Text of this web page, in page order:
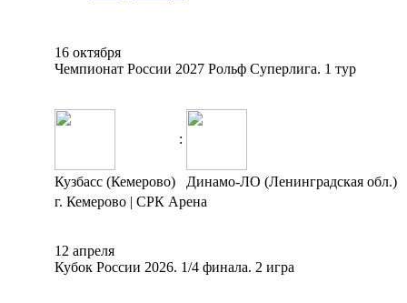
16 октября
Чемпионат России 2027 Рольф Суперлига. 1 тур
:
Кузбасс (Кемерово)
Динамо-ЛО (Ленинградская обл.)
г. Кемерово | СРК Арена
12 апреля
Кубок России 2026. 1/4 финала. 2 игра